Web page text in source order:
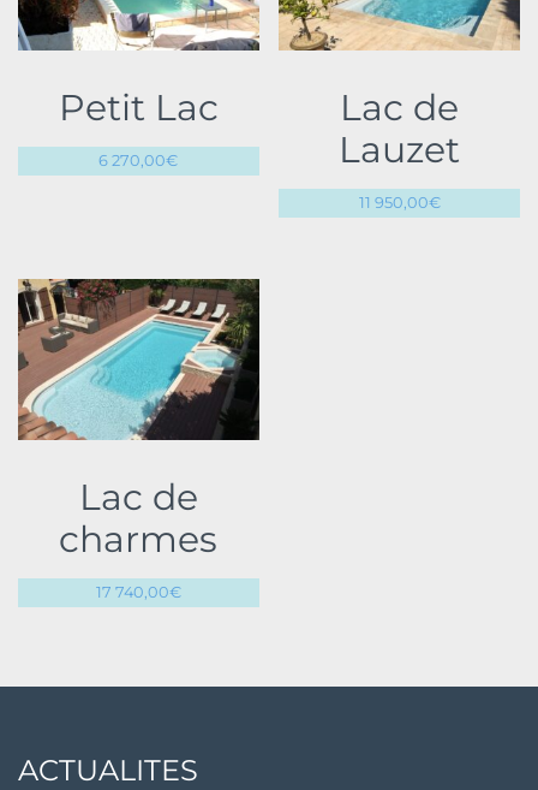
Petit Lac
6 270,00€
Lac de
Lauzet
11 950,00€
Lac de
charmes
17 740,00€
ACTUALITES